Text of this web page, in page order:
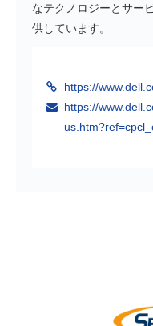
なテクノロジーとサー
供しています。
https://
https://